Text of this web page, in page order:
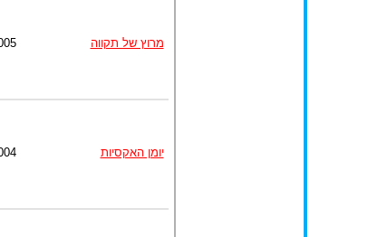
מרוץ של תקווה
יומן האקסיות